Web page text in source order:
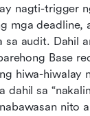
nagti-trigger
mga deadline,
sa audit. Dahil
Base
hiwa-hiwalay
dahil sa
nito